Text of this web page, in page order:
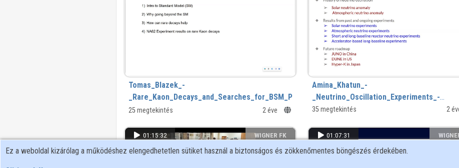
Tomas_Blazek_-
_Rare_Kaon_Decays_and_Searches_for_BSM_Physics.mp4
25 megtekintés 2 éve
Amina_Khatun_-
_Neutrino_Oscillation_Experiments_-
_Review.mp4
35 megtekintés 2
01:15:32 WIGNER FK 01:07:31
Ez a weboldal kizárólag a működéshez elengedhetetlen sütiket használ a biztonságos és zökkenőmentes böngészés érdekében.